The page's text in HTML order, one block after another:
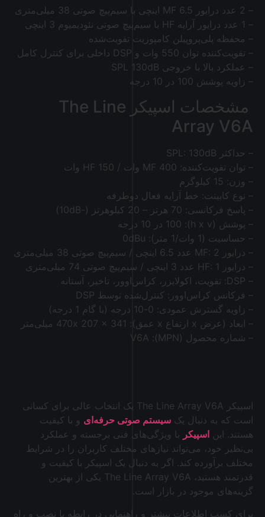
– محفظه پلی‌پروپیلن کامپوزیت تقویت‌شده
– تقویت‌کننده توان 550 وات و DSP داخلی برای کنترل کامل
– عملکرد بالا با خروجی SPL 130dB
– زاویه پوشش 100 در 10 درجه
مشخصات اسپیکر The Line
Array V6A
– حداکثر SPL: 130dB
– توان تقویت‌کننده: MF 400 وات / HF 150 وات
– وزن: 15 کیلوگرم
– نوع کابینت: خط آرایه فعال دوطرفه
– پاسخ فرکانسی: 70 هرتز – 20 کیلوهرتز (-10dB)
– پوشش (h x v): 100 در 10 درجه
– حساسیت (1 وات/1 متر): 0dBu
– درایور MF: 2 عدد 6.5 اینچی / سیم‌پیچ صوتی 38 میلی‌متری
– درایور HF: 1 عدد 3 اینچی / سیم‌پیچ صوتی 74 میلی‌متری
– فرکانس کراس‌اوور: کنترل‌شده توسط DSP
– زاویه گسترش عمودی: 0-10 درجه (با گام 1 درجه)
– ابعاد (عرض x ارتفاع x عمق): 470x 207 x 341 میلی‌متر
– شماره محصول (MPN): V6A
اسپیکر The Line Array V6A یک انتخاب عالی برای کسانی
است که به دنبال یک سیستم صوتی حرفه‌ای و با کیفیت
هستند. این اسپیکر با ویژگی‌های فنی برجسته و عملکرد
بی‌نظیر خود، می‌تواند نیازهای مختلف کاربران را در شرایط
مختلف برآورده کند. اگر به دنبال یک اسپیکر با کیفیت و
قدرتمند هستید، The Line Array V6A یکی از بهترین
گزینه‌های موجود در بازار است.
برای کسب اطلاعات بیشتر و راهنمایی در رابطه با نصب و راه